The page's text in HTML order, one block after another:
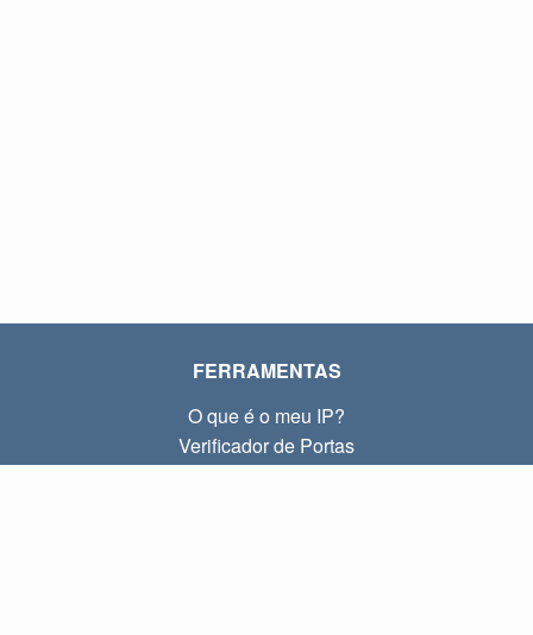
FERRAMENTAS
O que é o meu IP?
Verificador de Portas